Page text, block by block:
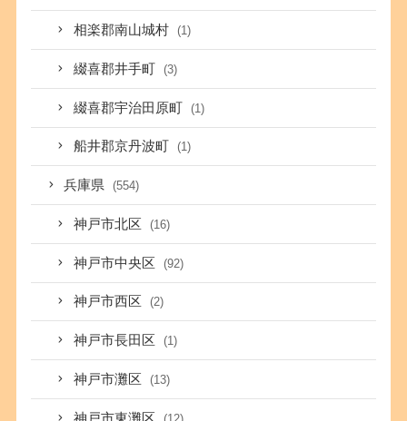
相楽郡南山城村 (1)
綴喜郡井手町 (3)
綴喜郡宇治田原町 (1)
船井郡京丹波町 (1)
兵庫県 (554)
神戸市北区 (16)
神戸市中央区 (92)
神戸市西区 (2)
神戸市長田区 (1)
神戸市灘区 (13)
神戸市東灘区